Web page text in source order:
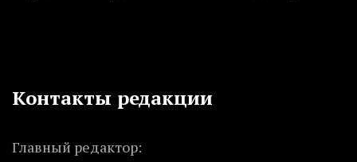
Контакты редакции
Главный редактор: